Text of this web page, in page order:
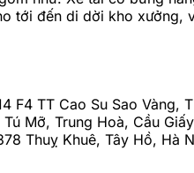
tới đến di dời kho xưởng,
F4 TT Cao Su Sao Vàng,
Mỡ, Trung Hoà, Cầu
Thuỵ Khuê, Tây Hồ, Hà